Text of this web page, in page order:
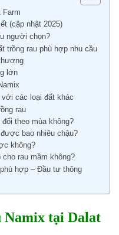
Farm
(cập nhật 2025)
người chọn?
trồng rau phù hợp nhu cầu
lớn
với các loại đất khác
rau
theo mùa không?
bao nhiêu chậu?
không?
rau mầm không?
hợp – Đầu tư thông
Namix tại Dalat